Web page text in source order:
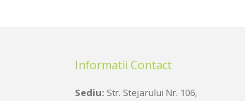
Informatii Contact
Sediu: Str. Stejarului Nr. 106,